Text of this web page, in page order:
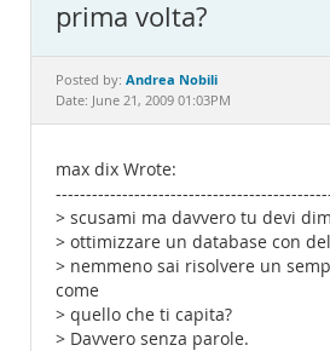
Documentation
prima volta?
Posted by: Andrea Nobili
Date: June 21, 2009 01:03PM
max dix Wrote:
> scusami ma davvero tu devi
> ottimizzare un database con
> nemmeno sai risolvere un
come
> quello che ti capita?
> Davvero senza parole.